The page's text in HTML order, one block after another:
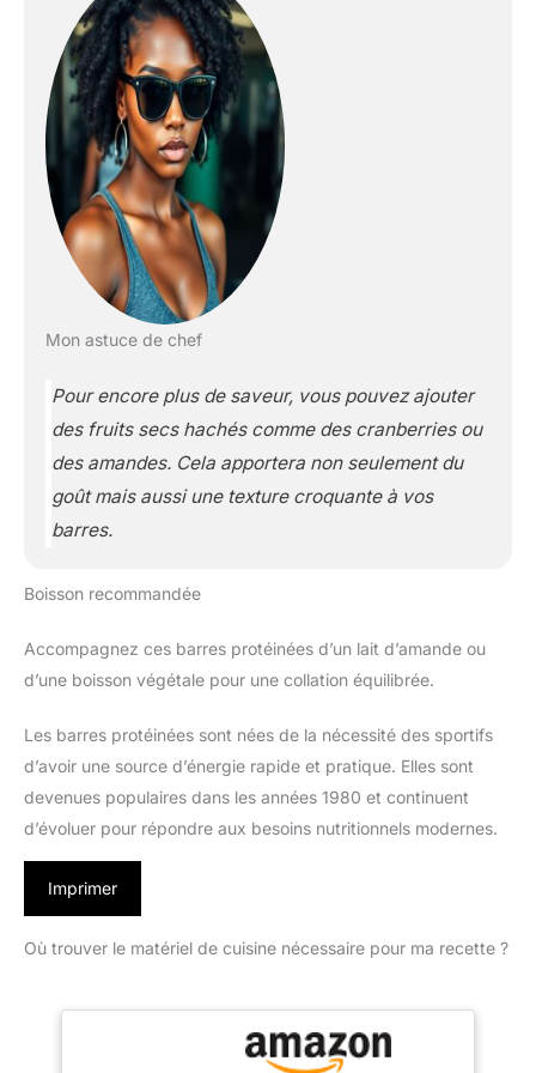
Mon astuce de chef
Pour encore plus de saveur, vous pouvez ajouter
des fruits secs hachés comme des cranberries ou
des amandes. Cela apportera non seulement du
goût mais aussi une texture croquante à vos
barres.
Boisson recommandée
Accompagnez ces barres protéinées d’un lait d’amande ou
d’une boisson végétale pour une collation équilibrée.
Les barres protéinées sont nées de la nécessité des sportifs
d’avoir une source d’énergie rapide et pratique. Elles sont
devenues populaires dans les années 1980 et continuent
d’évoluer pour répondre aux besoins nutritionnels modernes.
Imprimer
Où trouver le matériel de cuisine nécessaire pour ma recette ?